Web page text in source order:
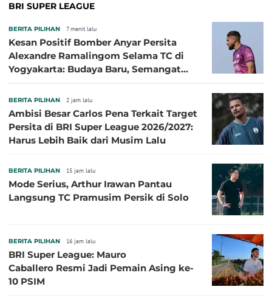
BRI SUPER LEAGUE
BERITA PILIHAN 7 menit lalu
Kesan Positif Bomber Anyar Persita
Alexandre Ramalingom Selama TC di
Yogyakarta: Budaya Baru, Semangat
BERITA PILIHAN 2 jam lalu
Ambisi Besar Carlos Pena Terkait Target
Persita di BRI Super League 2026/2027:
Harus Lebih Baik dari Musim Lalu
BERITA PILIHAN 15 jam lalu
Mode Serius, Arthur Irawan Pantau
Langsung TC Pramusim Persik di Solo
BERITA PILIHAN 16 jam lalu
BRI Super League: Mauro
Caballero Resmi Jadi Pemain Asing ke-
10 PSIM